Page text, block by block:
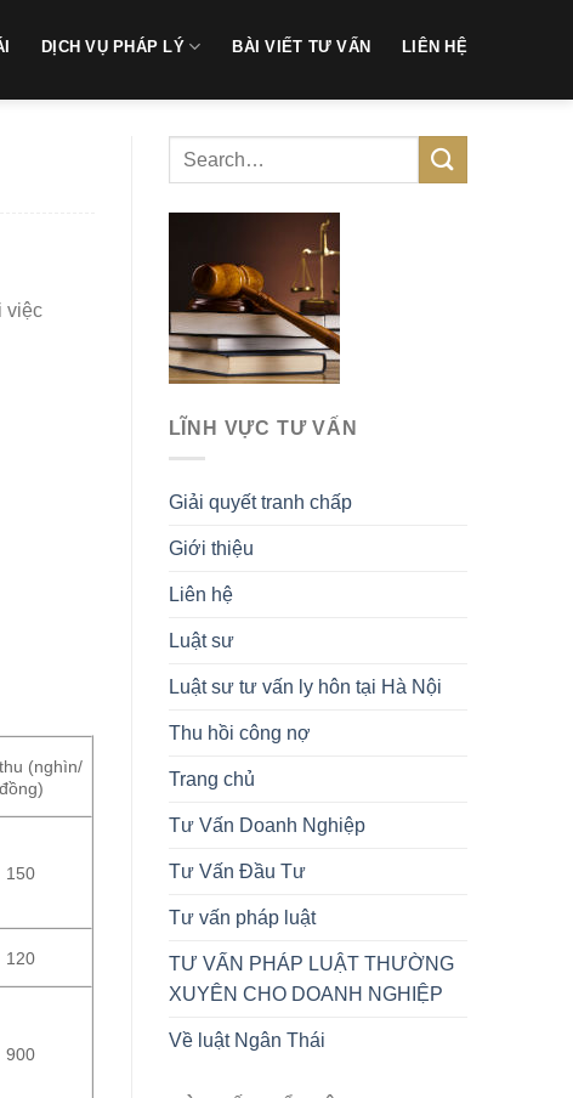
DỊCH VỤ PHÁP LÝ BÀI VIẾT TƯ VẤN LIÊN HỆ
việc
(nghìn/
đồng)
150
120
900
LĨNH VỰC TƯ VẤN
Giải quyết tranh chấp
Giới thiệu
Liên hệ
Luật sư
Luật sư tư vấn ly hôn tại Hà Nội
Thu hồi công nợ
Trang chủ
Tư Vấn Doanh Nghiệp
Tư Vấn Đầu Tư
Tư vấn pháp luật
TƯ VẤN PHÁP LUẬT THƯỜNG
XUYÊN CHO DOANH NGHIỆP
Về luật Ngân Thái